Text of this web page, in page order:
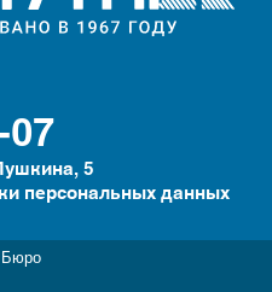
07
5
персональных данных
Бюро